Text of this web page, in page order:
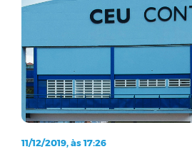
11/12/2019, às 17:26